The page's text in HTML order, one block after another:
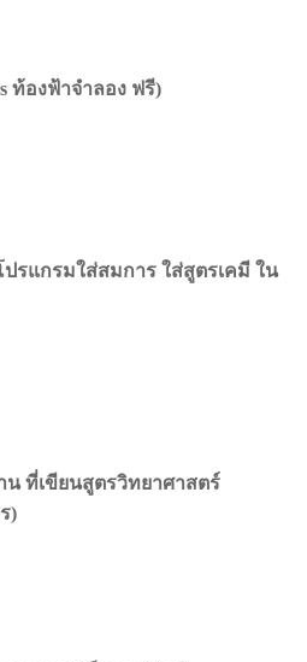
ท้องฟ้าจำลอง ฟรี)
ปรแกรมใส่สมการ ใส่สูตรเคมี ใน
ที่เขียนสูตรวิทยาศาสตร์
)